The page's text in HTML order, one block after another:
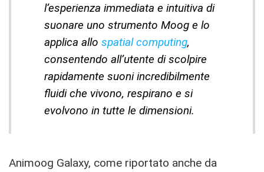
l’esperienza immediata e intuitiva di
suonare uno strumento Moog e lo
applica allo spatial computing,
consentendo all’utente di scolpire
rapidamente suoni incredibilmente
fluidi che vivono, respirano e si
evolvono in tutte le dimensioni.
Animoog Galaxy, come riportato anche da